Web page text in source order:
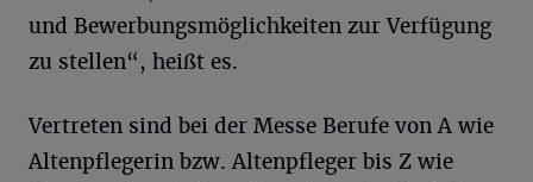
und Bewerbungsmöglichkeiten zur Verfügung
zu stellen“, heißt es.
Vertreten sind bei der Messe Berufe von A wie
Altenpflegerin bzw. Altenpfleger bis Z wie